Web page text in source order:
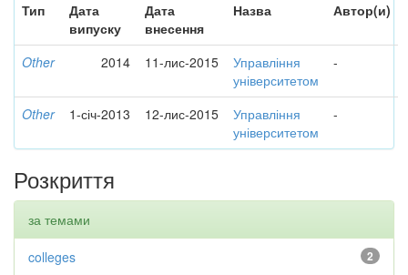
Тип
Дата
випуску
Дата
внесення
Назва Автор(и)
Other 2014 11-лис-2015
Управління
університетом
-
Other 1-січ-2013 12-лис-2015
Управління
університетом
-
Розкриття
за темами
2
colleges